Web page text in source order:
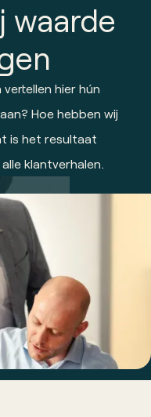
waarde
hier hún
Hoe hebben wij
is het resultaat
klantverhalen.